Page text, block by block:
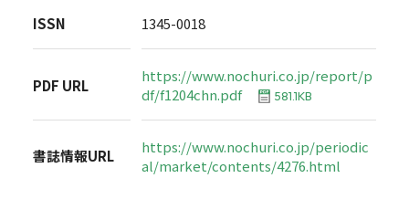
ISSN 1345-0018
PDF URL
https://www.nochuri.co.jp/report/p
df/f1204chn.pdf
581.1KB
書誌情報URL
https://www.nochuri.co.jp/periodic
al/market/contents/4276.html